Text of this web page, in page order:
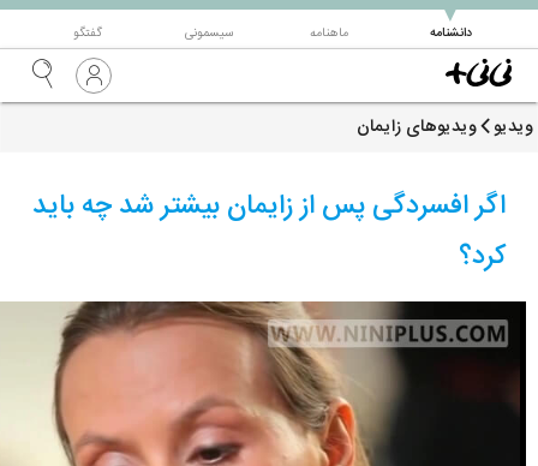
دانشنامه
▼ ماهنامه سیسمونی گفتگو
ویدیو ویدیوهای زایمان
اگر افسردگی پس از زایمان بیشتر شد چه باید
کرد؟